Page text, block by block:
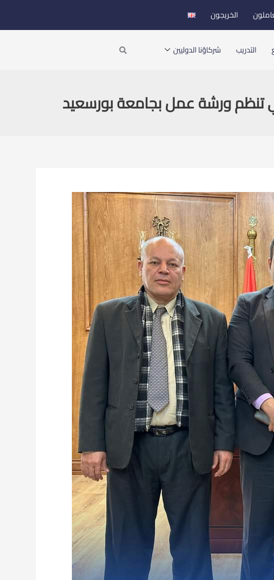
الخريجون
التدريب شركاؤنا الدوليين Search
تنظم ورشة عمل بجامعة بورسعيد